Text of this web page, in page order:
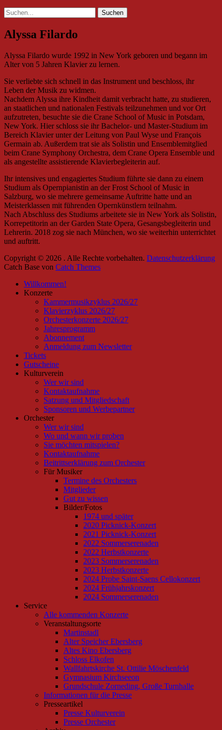
Suchen
Suchen
nach:
Alyssa Filardo
Alyssa Filardo wurde 1992 in New York geboren und begann im
Alter von 5 Jahren Klavier zu lernen.
Sie verliebte sich schnell in das Instrument und beschloss, ihr
Leben der Musik zu widmen.
Nachdem Alyssa ihre Kindheit damit verbracht hatte, zu studieren,
an staatlichen und nationalen Festivals teilzunehmen und vor Ort
aufzutreten, besuchte sie die Crane School of Music in Potsdam,
New York. Hier schloss sie ihr Bachelor- und Master-Studium im
Bereich Klavier unter der Leitung von Paul Wyse und François
Germain ab. Außerdem trat sie als Solistin und Ensemblemitglied
beim Crane Symphony Orchestra, dem Crane Opera Ensemble und
als angestellte assistierende Klavierbegleiterin auf.
Ihr intensives und engagiertes Studium führte sie dann zu einem
Studium als Opernpianistin an der Frost School of Music in
Salzburg, wo sie mehrere gemeinsame Auftritte hatte und an
Meisterklassen mit führenden Opernkünstlern teilnahm.
Nach Abschluss des Studiums arbeitete sie in New York als Solistin,
Korrepetitorin an der Garden State Opera, Gesangsbegleiterin und
Lehrerin. 2018 zog sie nach München, wo sie weiterhin unterrichtet
und auftritt.
Copyright © 2026 . Alle Rechte vorbehalten. Datenschutzerklärung
Catch Base von Catch Themes
oben
scrollen
Willkommen!
Konzerte
Kammermusikzyklus 2026/27
Klavierzyklus 2026/27
Orchesterkonzerte 2026/27
Jahresprogramm
Abonnement
Anmeldung zum Newsletter
Tickets
Gutscheine
Kulturverein
Wer wir sind
Kontaktaufnahme
Satzung und Mitgliedschaft
Sponsoren und Werbepartner
Orchester
Wer wir sind
Wo und wann wir proben
Sie möchten mitspielen?
Kontaktaufnahme
Beitrittserklärung zum Orchester
Für Musiker
Termine des Orchesters
Mitglieder
Gut zu wissen
Bilder/Fotos
1974 und später
2020 Picknick-Konzert
2021 Picknick-Konzert
2022 Sommerserenaden
2022 Herbstkonzerte
2023 Sommerserenaden
2023 Herbstkonzerte
2024 Probe Saint-Saens Cellokonzert
2024 Frühjahrskonzert
2024 Sommerserenaden
Service
Alle kommenden Konzerte
Veranstaltungsorte
Martinstadl
Alter Speicher Ebersberg
Altes Kino Ebersberg
Schloss Elkofen
Wallfahrtskirche St. Ottilie Möschenfeld
Gymnasium Kirchseeon
Grundschule Zorneding, Große Turnhalle
Informationen für die Presse
Presseartikel
Presse Kulturverein
Presse Orchester